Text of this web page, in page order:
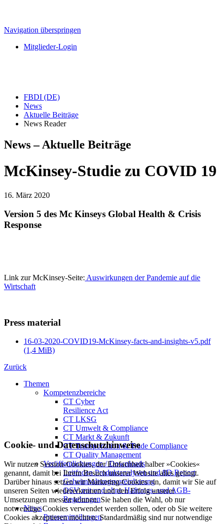
Navigation überspringen
Mitglieder-Login
FBDI (DE)
News
Aktuelle Beiträge
News Reader
News – Aktuelle Beiträge
McKinsey-Studie zu COVID 19
16. März 2020
Version 5 des Mc Kinseys Global Health & Crisis
Response
Link zur McKinsey-Seite: Auswirkungen der Pandemie auf die
Wirtschaft
Press material
16-03-2020-COVID19-McKinsey-facts-and-insights-v5.pdf
(1,4 MiB)
Zurück
Themen
Kompetenzbereiche
CT Cyber
Resilience Act
CT LKSG
CT Umwelt & Compliance
CT Markt & Zukunft
CT Transportation & Trade Compliance
CT Quality Management
Veröffentlichungen / Downloads
Leitfaden Produktanalysen und 8D Report
Geheimhaltungsverein­barung
QSV mit und ohne Haftungs- und AGB-
Regelungen
News
Pressemitteilungen
Cookie- und Datenschutzhinweise
Wir nutzen Session-Cookies, der Einfachheit halber »Cookies«
genannt, damit bei Ihrem Besuch unserer Website alles gelingt.
Darüber hinaus setzen wir Marketing-Cookies ein, damit wir Sie auf
unseren Seiten wiedererkennen und den Erfolg unserer
Umsetzungen messen können. Sie haben die Wahl, ob nur
notwendige Cookies verwendet werden sollen, oder ob Sie weitere
Cookies akzeptieren möchten. Standardmäßig sind nur notwendige